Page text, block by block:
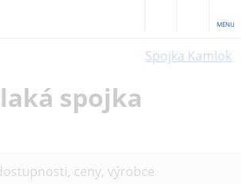
MENU
Spojka Kamlok
spojka
ceny, výrobce